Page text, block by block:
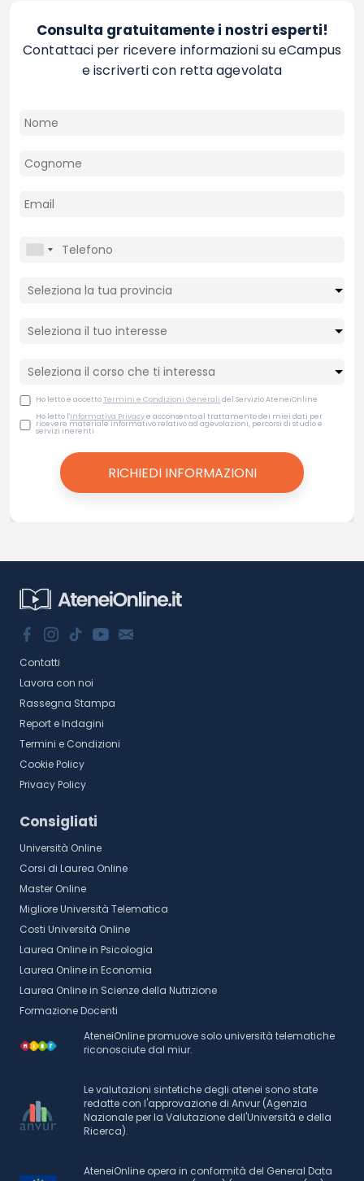
Consulta gratuitamente i nostri esperti!
Contattaci per ricevere informazioni su eCampus
e iscriverti con retta agevolata
Ho letto e accettoTermini e Condizioni Generali del Servizio AteneiOnline
Ho letto l'Informativa Privacye acconsento al trattamento dei miei dati per
ricevere materiale informativo relativo ad agevolazioni, percorsi di studio e
servizi inerenti
Contatti
Lavora con noi
Rassegna Stampa
Report e Indagini
Termini e Condizioni
Cookie Policy
Privacy Policy
Consigliati
Università Online
Corsi di Laurea Online
Master Online
Migliore Università Telematica
Costi Università Online
Laurea Online in Psicologia
Laurea Online in Economia
Laurea Online in Scienze della Nutrizione
Formazione Docenti
AteneiOnline promuove solo università telematiche
riconosciute dal miur.
Le valutazioni sintetiche degli atenei sono state
redatte con l'approvazione di Anvur (Agenzia
Nazionale per la Valutazione dell'Università e della
Ricerca).
AteneiOnline opera in conformità del General Data